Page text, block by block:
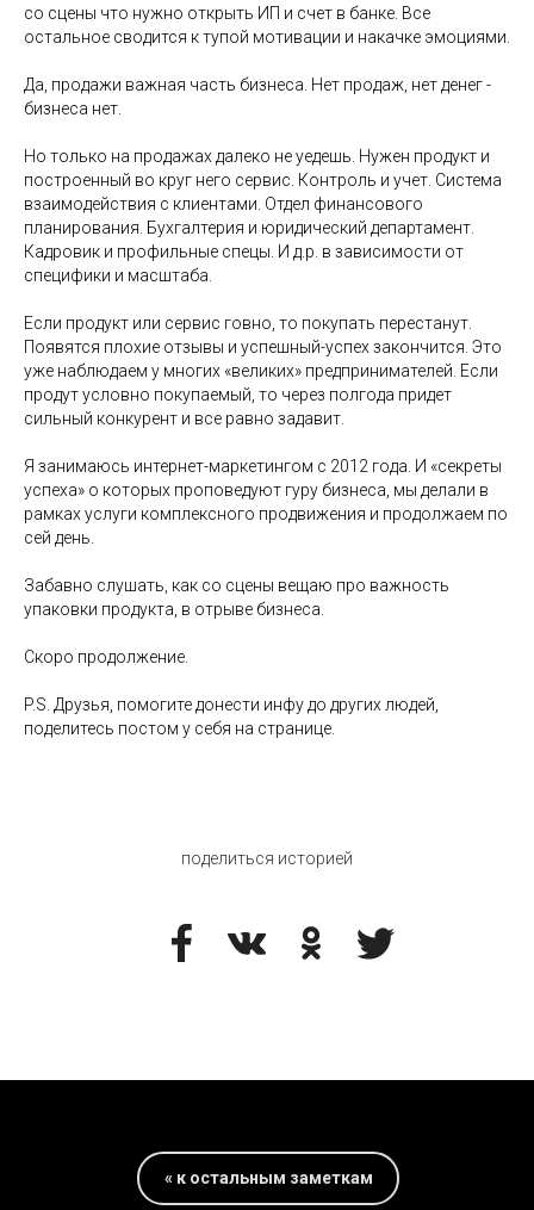
со сцены что нужно открыть ИП и счет в банке. Все
остальное сводится к тупой мотивации и накачке эмоциями.
Да, продажи важная часть бизнеса. Нет продаж, нет денег -
бизнеса нет.
Но только на продажах далеко не уедешь. Нужен продукт и
построенный во круг него сервис. Контроль и учет. Система
взаимодействия с клиентами. Отдел финансового
планирования. Бухгалтерия и юридический департамент.
Кадровик и профильные спецы. И д.р. в зависимости от
специфики и масштаба.
Если продукт или сервис говно, то покупать перестанут.
Появятся плохие отзывы и успешный-успех закончится. Это
уже наблюдаем у многих «великих» предпринимателей. Если
продут условно покупаемый, то через полгода придет
сильный конкурент и все равно задавит.
Я занимаюсь интернет-маркетингом с 2012 года. И «секреты
успеха» о которых проповедуют гуру бизнеса, мы делали в
рамках услуги комплексного продвижения и продолжаем по
сей день.
Забавно слушать, как со сцены вещаю про важность
упаковки продукта, в отрыве бизнеса.
Скоро продолжение.
P.S. Друзья, помогите донести инфу до других людей,
поделитесь постом у себя на странице.
поделиться историей
« к остальным заметкам